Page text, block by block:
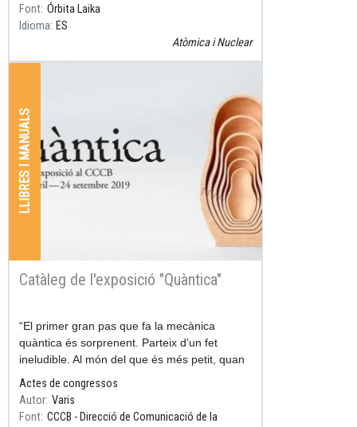
Font Órbita Laika
Idioma ES
Atòmica i Nuclear
LLIBRES I MANUALS
Catàleg de l'exposició "Quàntica"
Resum
“El primer gran pas que fa la mecànica
quàntica és sorprenent. Parteix d’un fet
ineludible. Al món del que és més petit, quan
intentem mesurar alterem el que mesurem.
Actes de congressos
Autor Varis
Font CCCB - Direcció de Comunicació de la